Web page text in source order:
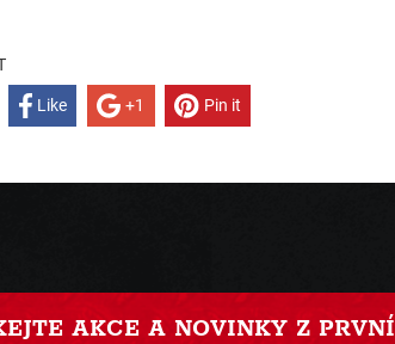
Like +1 Pin it
AKCE A NOVINKY Z PRVNÍ